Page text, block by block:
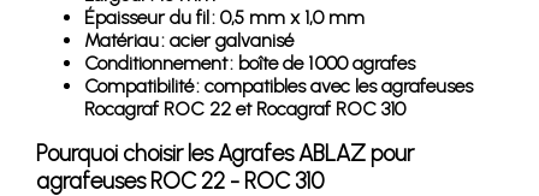
Épaisseur du fil : 0,5 mm x 1,0 mm
Matériau : acier galvanisé
Conditionnement : boîte de 1 000 agrafes
Compatibilité : compatibles avec les agrafeuses
Rocagraf ROC 22 et Rocagraf ROC 310
Pourquoi choisir les Agrafes ABLAZ pour
agrafeuses ROC 22 - ROC 310